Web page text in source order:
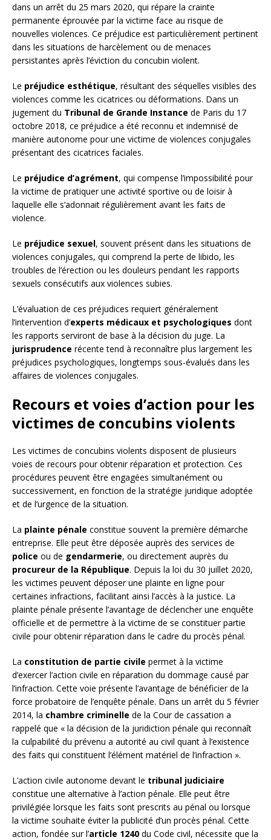
dans un arrêt du 25 mars 2020, qui répare la crainte
permanente éprouvée par la victime face au risque de
nouvelles violences. Ce préjudice est particulièrement pertinent
dans les situations de harcèlement ou de menaces
persistantes après l’éviction du concubin violent.
Le préjudice esthétique, résultant des séquelles visibles des
violences comme les cicatrices ou déformations. Dans un
jugement du Tribunal de Grande Instance de Paris du 17
octobre 2018, ce préjudice a été reconnu et indemnisé de
manière autonome pour une victime de violences conjugales
présentant des cicatrices faciales.
Le préjudice d’agrément, qui compense l’impossibilité pour
la victime de pratiquer une activité sportive ou de loisir à
laquelle elle s’adonnait régulièrement avant les faits de
violence.
Le préjudice sexuel, souvent présent dans les situations de
violences conjugales, qui comprend la perte de libido, les
troubles de l’érection ou les douleurs pendant les rapports
sexuels consécutifs aux violences subies.
L’évaluation de ces préjudices requiert généralement
l’intervention d’experts médicaux et psychologiques dont
les rapports serviront de base à la décision du juge. La
jurisprudence récente tend à reconnaître plus largement les
préjudices psychologiques, longtemps sous-évalués dans les
affaires de violences conjugales.
Recours et voies d’action pour les
victimes de concubins violents
Les victimes de concubins violents disposent de plusieurs
voies de recours pour obtenir réparation et protection. Ces
procédures peuvent être engagées simultanément ou
successivement, en fonction de la stratégie juridique adoptée
et de l’urgence de la situation.
La plainte pénale constitue souvent la première démarche
entreprise. Elle peut être déposée auprès des services de
police ou de gendarmerie, ou directement auprès du
procureur de la République. Depuis la loi du 30 juillet 2020,
les victimes peuvent déposer une plainte en ligne pour
certaines infractions, facilitant ainsi l’accès à la justice. La
plainte pénale présente l’avantage de déclencher une enquête
officielle et de permettre à la victime de se constituer partie
civile pour obtenir réparation dans le cadre du procès pénal.
La constitution de partie civile permet à la victime
d’exercer l’action civile en réparation du dommage causé par
l’infraction. Cette voie présente l’avantage de bénéficier de la
force probatoire de l’enquête pénale. Dans un arrêt du 5 février
2014, la chambre criminelle de la Cour de cassation a
rappelé que « la décision de la juridiction pénale qui reconnaît
la culpabilité du prévenu a autorité au civil quant à l’existence
des faits qui constituent l’élément matériel de l’infraction ».
L’action civile autonome devant le tribunal judiciaire
constitue une alternative à l’action pénale. Elle peut être
privilégiée lorsque les faits sont prescrits au pénal ou lorsque
la victime souhaite éviter la publicité d’un procès pénal. Cette
action, fondée sur l’article 1240 du Code civil, nécessite que la